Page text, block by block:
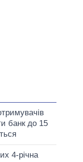
банк до 15
4-річна